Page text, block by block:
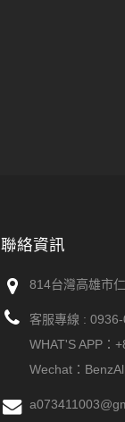
聯絡資訊
814台灣高雄市
客服專線 :
WHAT'S APP：
Wechat：